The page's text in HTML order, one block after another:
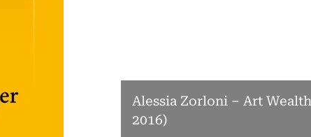
Alessia Zorloni – Art
2016)